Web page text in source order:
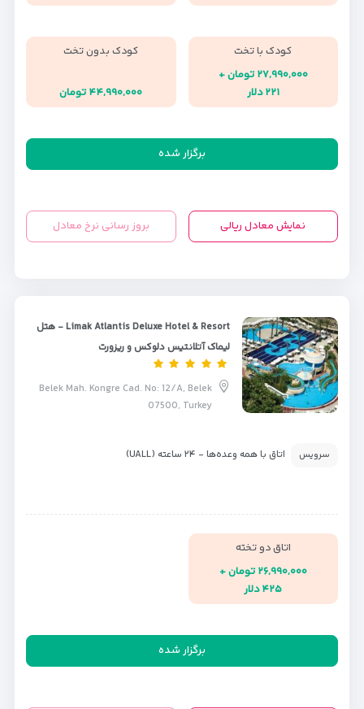
کودک با تخت
۲۷,۹۹۰,۰۰۰ تومان +
۲۲۱ دلار
کودک بدون تخت
۴۴,۹۹۰,۰۰۰ تومان
برگزار شده
نمایش معادل ریالی بروز رسانی نرخ معادل
Limak Atlantis Deluxe Hotel & Resort - هتل
لیماک آتلانتیس دلوکس و ریزورت
Belek Mah. Kongre Cad. No: 12/A, Belek
07500, Turkey
سرویس اتاق با همه وعده‌ها - ۲۴ ساعته (UALL)
اتاق دو تخته
۲۶,۹۹۰,۰۰۰ تومان +
۴۲۵ دلار
برگزار شده